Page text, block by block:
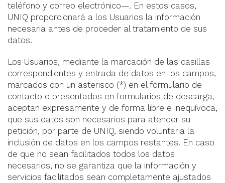
teléfono y correo electrónico—. En estos casos,
UNIQ proporcionará a los Usuarios la información
necesaria antes de proceder al tratamiento de sus
datos.
Los Usuarios, mediante la marcación de las casillas
correspondientes y entrada de datos en los campos,
marcados con un asterisco (*) en el formulario de
contacto o presentados en formularios de descarga,
aceptan expresamente y de forma libre e inequívoca,
que sus datos son necesarios para atender su
petición, por parte de UNIQ, siendo voluntaria la
inclusión de datos en los campos restantes. En caso
de que no sean facilitados todos los datos
necesarios, no se garantiza que la información y
servicios facilitados sean completamente ajustados